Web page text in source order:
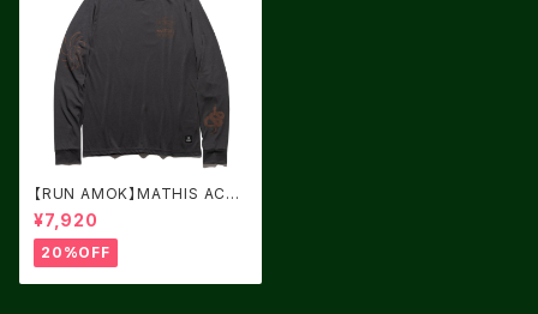
【RUN AMOK】MATHIS ACTI
VE LS ONYX
¥7,920
20%OFF